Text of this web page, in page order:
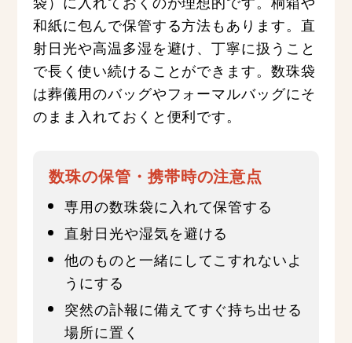
和紙に包んで保管する方法もあります。直
射日光や高温多湿を避け、丁寧に扱うこと
で長く使い続けることができます。数珠袋
は葬儀用のバッグやフォーマルバッグにそ
のまま入れておくと便利です。
数珠の保管・携帯時の注意点
専用の数珠袋に入れて保管する
直射日光や湿気を避ける
他のものと一緒にしてこすれないよ
うにする
突然の訃報に備えてすぐ持ち出せる
場所に置く